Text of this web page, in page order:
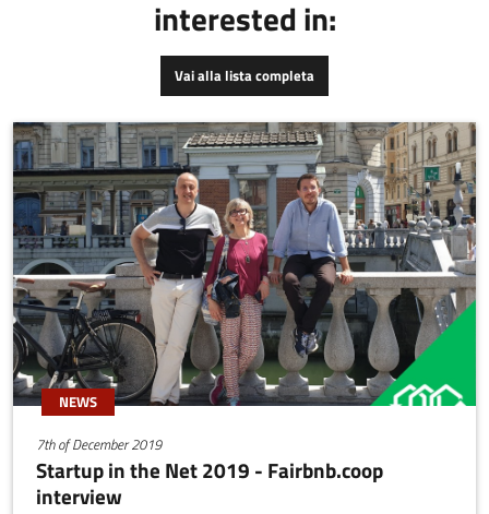
completamente
personalizzato. L’obiettivo
è offrire soluzioni efficaci
e su misura, superando i
generici e migliorando
concretamente la qualità
della vita degli animali.
interested in:
Vai alla lista completa
NEWS
7th of December 2019
Startup in the Net 2019 - Fairbnb.coop
interview